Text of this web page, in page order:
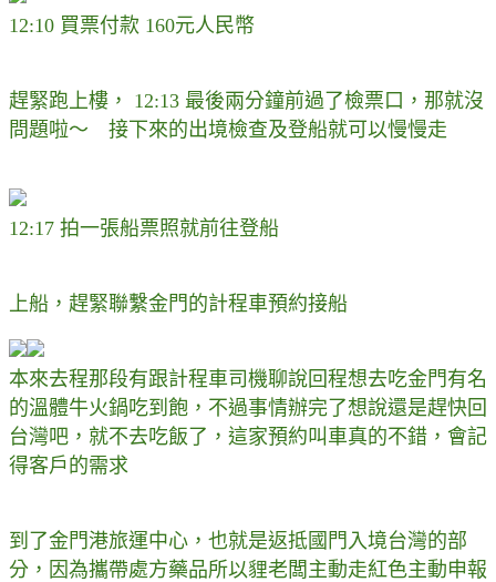
12:10 買票付款 160元人民幣
趕緊跑上樓， 12:13 最後兩分鐘前過了檢票口，那就沒
問題啦～ 接下來的出境檢查及登船就可以慢慢走
12:17 拍一張船票照就前往登船
上船，趕緊聯繫金門的計程車預約接船
本來去程那段有跟計程車司機聊說回程想去吃金門有名
的溫體牛火鍋吃到飽，不過事情辦完了想說還是趕快回
台灣吧，就不去吃飯了，這家預約叫車真的不錯，會記
得客戶的需求
到了金門港旅運中心，也就是返抵國門入境台灣的部
分，因為攜帶處方藥品所以貍老闆主動走紅色主動申報